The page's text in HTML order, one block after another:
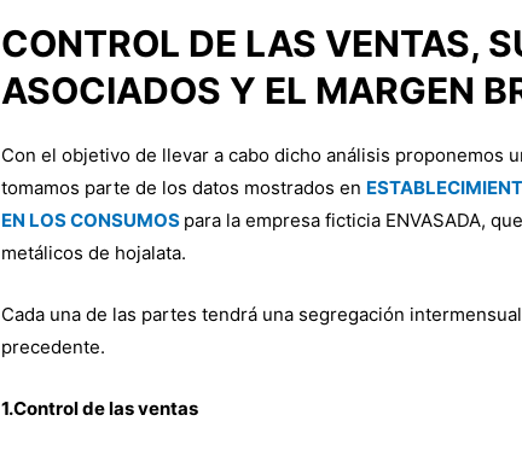
CONTROL DE LAS VENTAS,
ASOCIADOS Y EL MARGEN
Con el objetivo de llevar a cabo dicho análisis proponemos
tomamos parte de los datos mostrados en
EN LOS CONSUMOS para la empresa ficticia ENVASADA,
metálicos de hojalata.
Cada una de las partes tendrá una segregación
precedente.
1.Control de las ventas